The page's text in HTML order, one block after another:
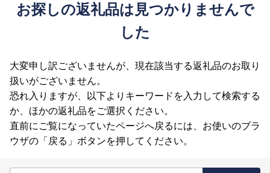
お探しの返礼品は見つかりませんで
した
大変申し訳ございませんが、現在該当する返礼品のお取り
扱いがございません。
恐れ入りますが、以下よりキーワードを入力して検索する
か、ほかの返礼品をご選択ください。
直前にご覧になっていたページへ戻るには、お使いのブラ
ウザの「戻る」ボタンを押してください。